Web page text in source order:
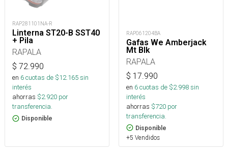
RAP281101NA-R
Linterna ST20-B SST40
+ Pila
RAPALA
$ 72.990
en 6cuotas de $12.165sin
interés
ahorras $2.920 por
transferencia.
Disponible
RAP061204BA
Gafas We Amberjack
Mt Blk
RAPALA
$ 17.990
en 6cuotas de $2.998sin
interés
ahorras $720 por
transferencia.
Disponible
+5 Vendidos